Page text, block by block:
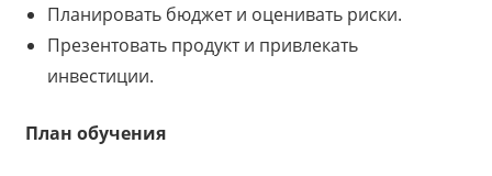
Планировать бюджет и оценивать риски.
Презентовать продукт и привлекать
инвестиции.
План обучения